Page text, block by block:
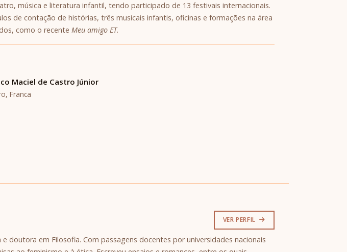
música e literatura infantil, tendo participado de 13 festivais internacionais.
de contação de histórias, três musicais infantis, oficinas e formações na área
como o recente Meu amigo ET.
Maciel de Castro Júnior
Franca
VER PERFIL
doutora em Filosofia. Com passagens docentes por universidades nacionais